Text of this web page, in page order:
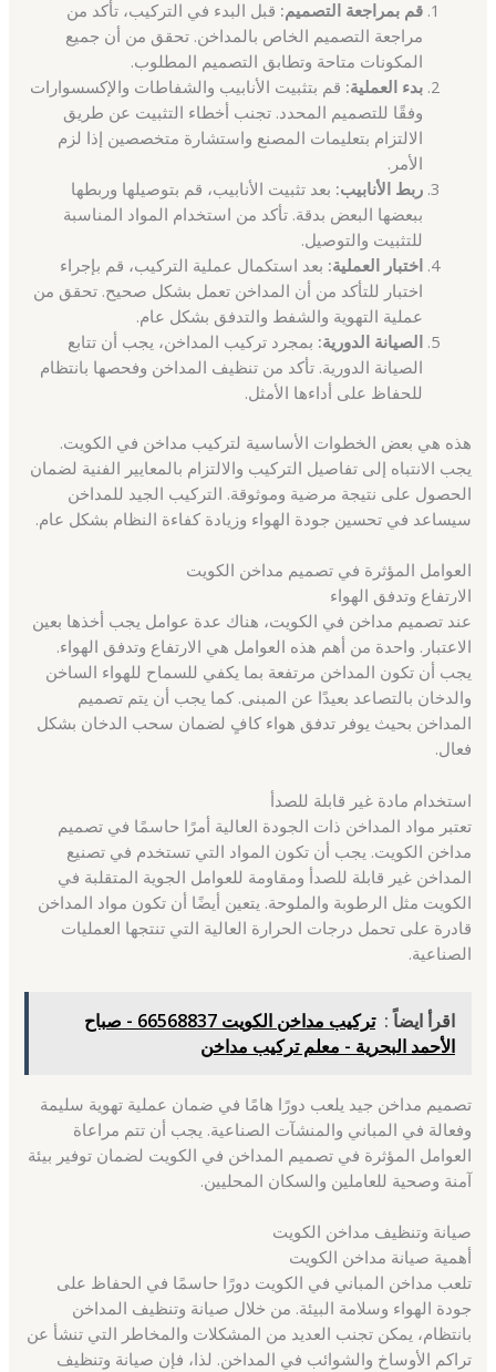
قم بمراجعة التصميم: قبل البدء في التركيب، تأكد من
مراجعة التصميم الخاص بالمداخن. تحقق من أن جميع
المكونات متاحة وتطابق التصميم المطلوب.
بدء العملية: قم بتثبيت الأنابيب والشفاطات والإكسسوارات
وفقًا للتصميم المحدد. تجنب أخطاء التثبيت عن طريق
الالتزام بتعليمات المصنع واستشارة متخصصين إذا لزم
الأمر.
ربط الأنابيب: بعد تثبيت الأنابيب، قم بتوصيلها وربطها
ببعضها البعض بدقة. تأكد من استخدام المواد المناسبة
للتثبيت والتوصيل.
اختبار العملية: بعد استكمال عملية التركيب، قم بإجراء
اختبار للتأكد من أن المداخن تعمل بشكل صحيح. تحقق من
عملية التهوية والشفط والتدفق بشكل عام.
الصيانة الدورية: بمجرد تركيب المداخن، يجب أن تتابع
الصيانة الدورية. تأكد من تنظيف المداخن وفحصها بانتظام
للحفاظ على أداءها الأمثل.
هذه هي بعض الخطوات الأساسية لتركيب مداخن في الكويت.
يجب الانتباه إلى تفاصيل التركيب والالتزام بالمعايير الفنية لضمان
الحصول على نتيجة مرضية وموثوقة. التركيب الجيد للمداخن
سيساعد في تحسين جودة الهواء وزيادة كفاءة النظام بشكل عام.
العوامل المؤثرة في تصميم مداخن الكويت
الارتفاع وتدفق الهواء
عند تصميم مداخن في الكويت، هناك عدة عوامل يجب أخذها بعين
الاعتبار. واحدة من أهم هذه العوامل هي الارتفاع وتدفق الهواء.
يجب أن تكون المداخن مرتفعة بما يكفي للسماح للهواء الساخن
والدخان بالتصاعد بعيدًا عن المبنى. كما يجب أن يتم تصميم
المداخن بحيث يوفر تدفق هواء كافٍ لضمان سحب الدخان بشكل
فعال.
استخدام مادة غير قابلة للصدأ
تعتبر مواد المداخن ذات الجودة العالية أمرًا حاسمًا في تصميم
مداخن الكويت. يجب أن تكون المواد التي تستخدم في تصنيع
المداخن غير قابلة للصدأ ومقاومة للعوامل الجوية المتقلبة في
الكويت مثل الرطوبة والملوحة. يتعين أيضًا أن تكون مواد المداخن
قادرة على تحمل درجات الحرارة العالية التي تنتجها العمليات
الصناعية.
اقرأ ايضاً :
تركيب مداخن الكويت 66568837 - صباح
الأحمد البحرية - معلم تركيب مداخن
تصميم مداخن جيد يلعب دورًا هامًا في ضمان عملية تهوية سليمة
وفعالة في المباني والمنشآت الصناعية. يجب أن تتم مراعاة
العوامل المؤثرة في تصميم المداخن في الكويت لضمان توفير بيئة
آمنة وصحية للعاملين والسكان المحليين.
صيانة وتنظيف مداخن الكويت
أهمية صيانة مداخن الكويت
تلعب مداخن المباني في الكويت دورًا حاسمًا في الحفاظ على
جودة الهواء وسلامة البيئة. من خلال صيانة وتنظيف المداخن
بانتظام، يمكن تجنب العديد من المشكلات والمخاطر التي تنشأ عن
تراكم الأوساخ والشوائب في المداخن. لذا، فإن صيانة وتنظيف